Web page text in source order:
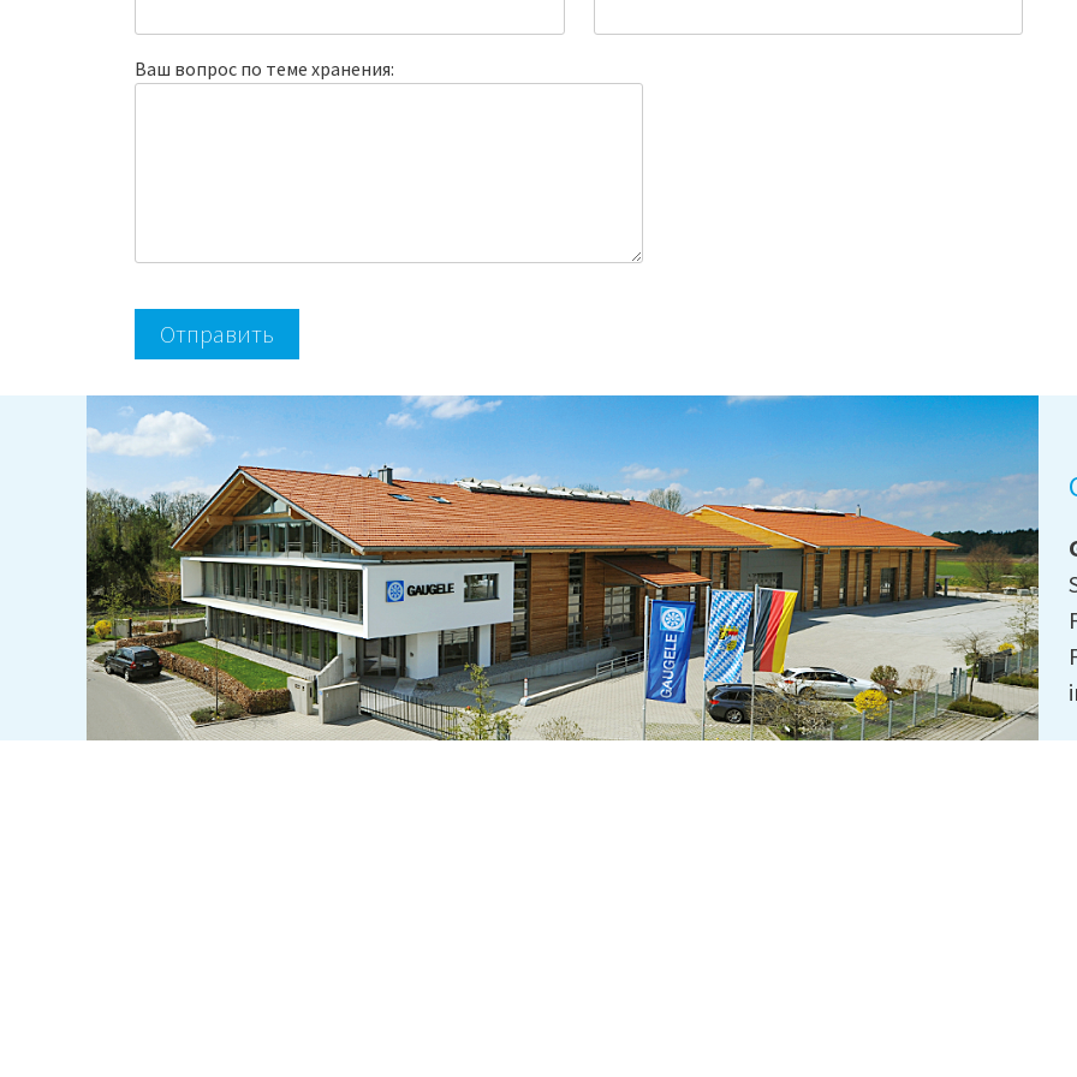
Ваш вопрос по теме хранения: